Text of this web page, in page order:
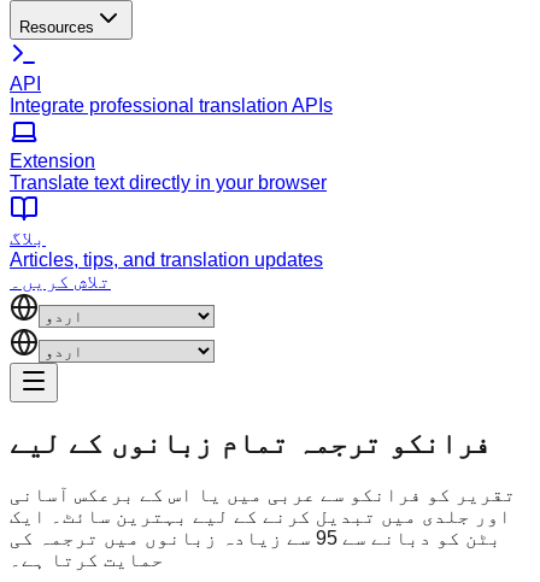
Resources
API
Integrate professional translation APIs
Extension
Translate text directly in your browser
بلاگ
Articles, tips, and translation updates
تلاش کریں۔
فرانکو ترجمہ تمام زبانوں کے لیے
تقریر کو فرانکو سے عربی میں یا اس کے برعکس آسانی
اور جلدی میں تبدیل کرنے کے لیے بہترین سائٹ۔ ایک
بٹن کو دبانے سے 95 سے زیادہ زبانوں میں ترجمہ کی
حمایت کرتا ہے۔